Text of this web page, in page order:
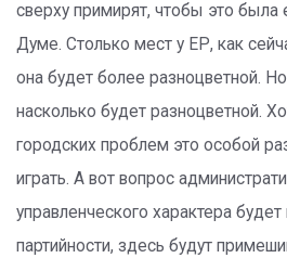
сверху примирят, чтобы это была
Думе. Столько мест у ЕР, как
она будет более разноцветной.
насколько будет разноцветной.
городских проблем это особой
играть. А вот вопрос
управленческого характера будет
партийности, здесь будут